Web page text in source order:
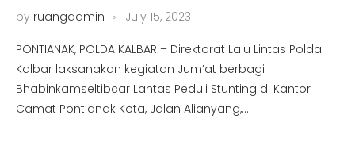
by ruangadmin July 15, 2023
PONTIANAK, POLDA KALBAR – Direktorat Lalu Lintas Polda
Kalbar laksanakan kegiatan Jum’at berbagi
Bhabinkamseltibcar Lantas Peduli Stunting di Kantor
Camat Pontianak Kota, Jalan Alianyang,…